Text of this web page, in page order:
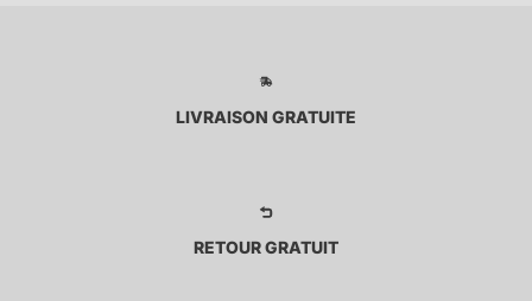
LIVRAISON GRATUITE
RETOUR GRATUIT